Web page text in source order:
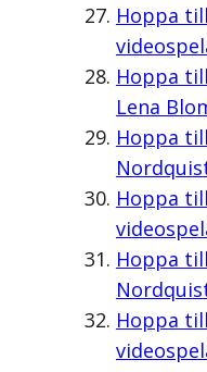
Hoppa till
Hoppa till
Lena
Hoppa till
Hoppa till
Hoppa till
Hoppa till